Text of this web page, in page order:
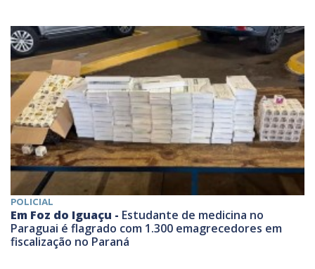
POLICIAL
Em Foz do Iguaçu - Estudante de medicina no
Paraguai é flagrado com 1.300 emagrecedores em
fiscalização no Paraná